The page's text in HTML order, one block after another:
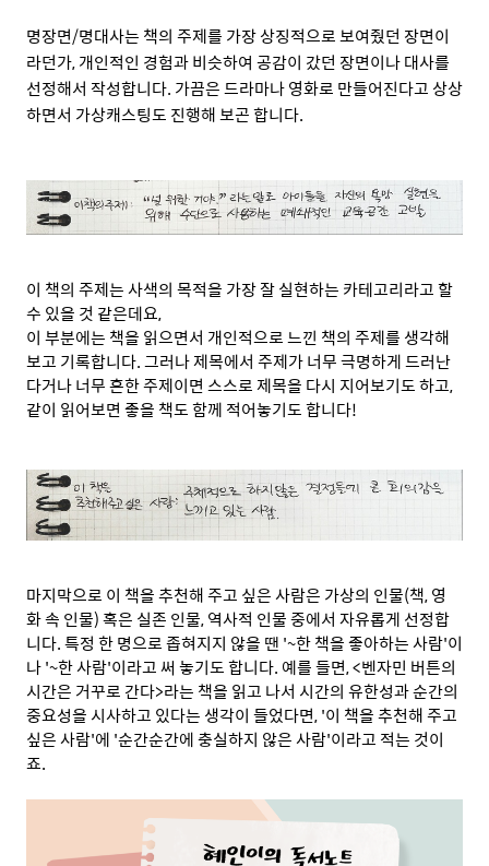
명장면/명대사는 책의 주제를 가장 상징적으로 보여줬던 장면이
라던가, 개인적인 경험과 비슷하여 공감이 갔던 장면이나 대사를
선정해서 작성합니다. 가끔은 드라마나 영화로 만들어진다고 상상
하면서 가상캐스팅도 진행해 보곤 합니다.
이 책의 주제는 사색의 목적을 가장 잘 실현하는 카테고리라고 할
수 있을 것 같은데요,
이 부분에는 책을 읽으면서 개인적으로 느낀 책의 주제를 생각해
보고 기록합니다. 그러나 제목에서 주제가 너무 극명하게 드러난
다거나 너무 흔한 주제이면 스스로 제목을 다시 지어보기도 하고,
같이 읽어보면 좋을 책도 함께 적어놓기도 합니다!
마지막으로 이 책을 추천해 주고 싶은 사람은 가상의 인물(책, 영
화속 인물) 혹은 실존 인물, 역사적 인물 중에서 자유롭게 선정합
니다. 특정 한 명으로 좁혀지지 않을 땐 '~한 책을 좋아하는 사람'이
나 '~한 사람'이라고 써 놓기도 합니다. 예를 들면, <벤자민 버튼의
시간은 거꾸로 간다>라는 책을 읽고 나서 시간의 유한성과 순간의
중요성을 시사하고 있다는 생각이 들었다면, '이 책을 추천해 주고
싶은 사람'에 '순간순간에 충실하지 않은 사람'이라고 적는 것이
죠.